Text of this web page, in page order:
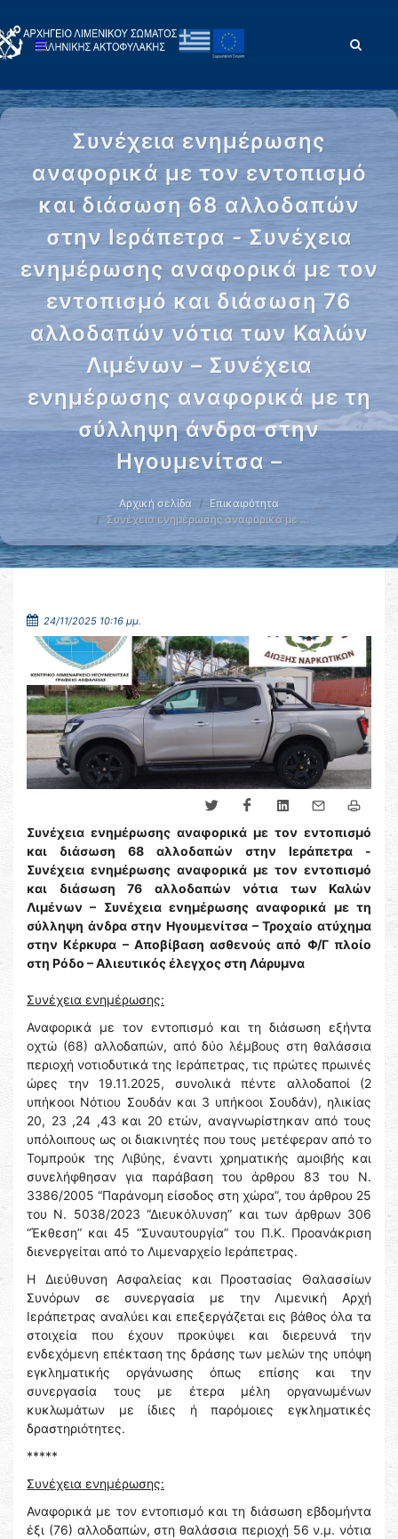
Συνέχεια ενημέρωσης
αναφορικά με τον εντοπισμό
και διάσωση 68 αλλοδαπών
στην Ιεράπετρα - Συνέχεια
ενημέρωσης αναφορικά με τον
εντοπισμό και διάσωση 76
αλλοδαπών νότια των Καλών
Λιμένων – Συνέχεια
ενημέρωσης αναφορικά με τη
σύλληψη άνδρα στην
Ηγουμενίτσα –
Αρχική σελίδα
Επικαιρότητα
Συνέχεια ενημέρωσης αναφορικά με …
24/11/2025 10:16 μμ.
Συνέχεια ενημέρωσης αναφορικά με τον εντοπισμό
και διάσωση 68 αλλοδαπών στην Ιεράπετρα -
Συνέχεια ενημέρωσης αναφορικά με τον εντοπισμό
και διάσωση 76 αλλοδαπών νότια των Καλών
Λιμένων – Συνέχεια ενημέρωσης αναφορικά με τη
σύλληψη άνδρα στην Ηγουμενίτσα – Τροχαίο ατύχημα
στην Κέρκυρα – Αποβίβαση ασθενούς από Φ/Γ πλοίο
στη Ρόδο – Αλιευτικός έλεγχος στη Λάρυμνα
Συνέχεια ενημέρωσης:
Αναφορικά με τον εντοπισμό και τη διάσωση εξήντα
οχτώ (68) αλλοδαπών, από δύο λέμβους στη θαλάσσια
περιοχή νοτιοδυτικά της Ιεράπετρας, τις πρώτες πρωινές
ώρες την 19.11.2025, συνολικά πέντε αλλοδαποί (2
υπήκοοι Νότιου Σουδάν και 3 υπήκοοι Σουδάν), ηλικίας
20, 23 ,24 ,43 και 20 ετών, αναγνωρίστηκαν από τους
υπόλοιπους ως οι διακινητές που τους μετέφεραν από το
Τομπρούκ της Λιβύης, έναντι χρηματικής αμοιβής και
συνελήφθησαν για παράβαση του άρθρου 83 του Ν.
3386/2005 “Παράνομη είσοδος στη χώρα”, του άρθρου 25
του Ν. 5038/2023 “Διευκόλυνση” και των άρθρων 306
“Έκθεση” και 45 “Συναυτουργία” του Π.Κ. Προανάκριση
διενεργείται από το Λιμεναρχείο Ιεράπετρας.
Η Διεύθυνση Ασφαλείας και Προστασίας Θαλασσίων
Συνόρων σε συνεργασία με την Λιμενική Αρχή
Ιεράπετρας αναλύει και επεξεργάζεται εις βάθος όλα τα
στοιχεία που έχουν προκύψει και διερευνά την
ενδεχόμενη επέκταση της δράσης των μελών της υπόψη
εγκληματικής οργάνωσης όπως επίσης και την
συνεργασία τους με έτερα μέλη οργανωμένων
κυκλωμάτων με ίδιες ή παρόμοιες εγκληματικές
δραστηριότητες.
*****
Συνέχεια ενημέρωσης:
Αναφορικά με τον εντοπισμό και τη διάσωση εβδομήντα
έξι (76) αλλοδαπών, στη θαλάσσια περιοχή 56 ν.μ. νότια